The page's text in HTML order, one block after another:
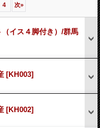
4 次»
イス４脚付き）/群馬
[KH003]
[KH002]